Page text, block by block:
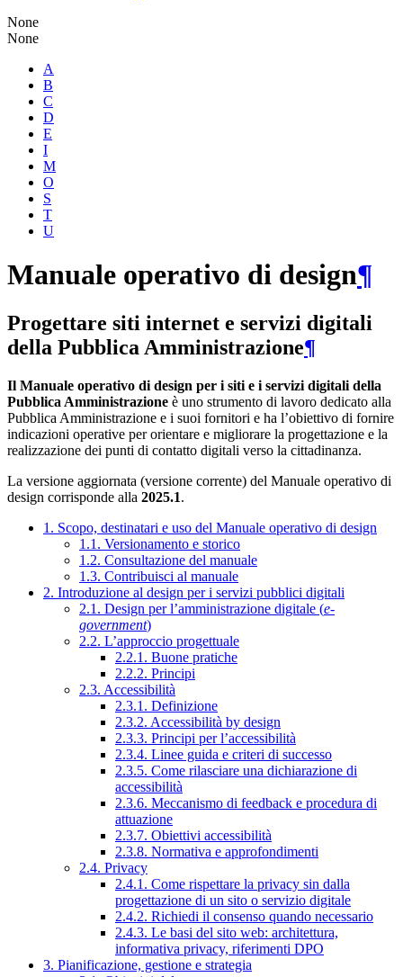
None
None
A
B
C
D
E
I
M
O
S
T
U
Manuale operativo di design¶
Progettare siti internet e servizi digitali
della Pubblica Amministrazione¶
Il Manuale operativo di design per i siti e i servizi digitali della
Pubblica Amministrazione è uno strumento di lavoro dedicato alla
Pubblica Amministrazione e i suoi fornitori e ha l’obiettivo di fornire
indicazioni operative per orientare e migliorare la progettazione e la
realizzazione dei punti di contatto digitali verso la cittadinanza.
La versione aggiornata (versione corrente) del Manuale operativo di
design corrisponde alla 2025.1.
1. Scopo, destinatari e uso del Manuale operativo di design
1.1. Versionamento e storico
1.2. Consultazione del manuale
1.3. Contribuisci al manuale
2. Introduzione al design per i servizi pubblici digitali
2.1. Design per l’amministrazione digitale (e-
government)
2.2. L’approccio progettuale
2.2.1. Buone pratiche
2.2.2. Principi
2.3. Accessibilità
2.3.1. Definizione
2.3.2. Accessibilità by design
2.3.3. Principi per l’accessibilità
2.3.4. Linee guida e criteri di successo
2.3.5. Come rilasciare una dichiarazione di
accessibilità
2.3.6. Meccanismo di feedback e procedura di
attuazione
2.3.7. Obiettivi accessibilità
2.3.8. Normativa e approfondimenti
2.4. Privacy
2.4.1. Come rispettare la privacy sin dalla
progettazione di un sito o servizio digitale
2.4.2. Richiedi il consenso quando necessario
2.4.3. Le basi del sito web: architettura,
informativa privacy, riferimenti DPO
3. Pianificazione, gestione e strategia